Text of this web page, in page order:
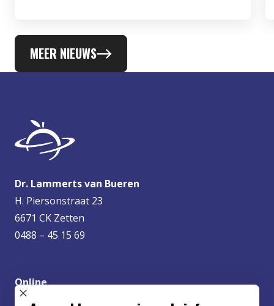
MEER NIEUWS
Dr. Lammerts van Bueren
H. Piersonstraat 23
6671 CK Zetten
0488 – 45 15 69
Online
info@lvbueren.nl